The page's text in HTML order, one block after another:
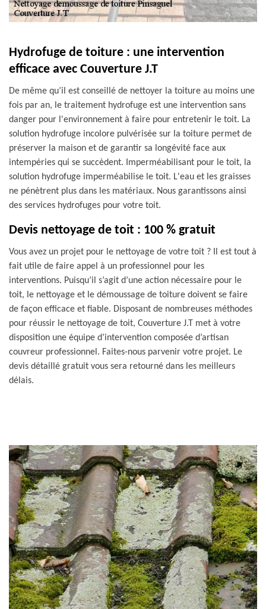
Hydrofuge de toiture : une intervention
efficace avec Couverture J.T
De même qu’il est conseillé de nettoyer la toiture au moins une
fois par an, le traitement hydrofuge est une intervention sans
danger pour l'environnement à faire pour entretenir le toit. La
solution hydrofuge incolore pulvérisée sur la toiture permet de
préserver la maison et de garantir sa longévité face aux
intempéries qui se succèdent. Imperméabilisant pour le toit, la
solution hydrofuge imperméabilise le toit. L'eau et les graisses
ne pénètrent plus dans les matériaux. Nous garantissons ainsi
des services hydrofuges pour votre toit.
Devis nettoyage de toit : 100 % gratuit
Vous avez un projet pour le nettoyage de votre toit ? Il est tout à
fait utile de faire appel à un professionnel pour les
interventions. Puisqu’il s’agit d’une action nécessaire pour le
toit, le nettoyage et le démoussage de toiture doivent se faire
de façon efficace et fiable. Disposant de nombreuses méthodes
pour réussir le nettoyage de toit, Couverture J.T met à votre
disposition une équipe d’intervention composée d’artisan
couvreur professionnel. Faites-nous parvenir votre projet. Le
devis détaillé gratuit vous sera retourné dans les meilleurs
délais.